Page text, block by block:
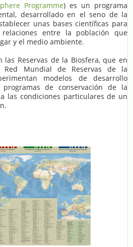
Programme) es un programa
desarrollado en el seno de la
unas bases científicas para
entre la población que
y el medio ambiente.
las Reservas de la Biosfera, que en
Red Mundial de Reservas de la
modelos de desarrollo
de conservación de la
las condiciones particulares de un